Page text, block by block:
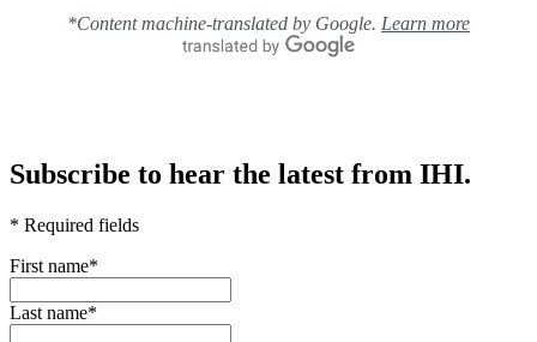
*Content machine-translated by Google. Learn more
Subscribe to hear the latest from IHI.
* Required fields
First name*
Last name*